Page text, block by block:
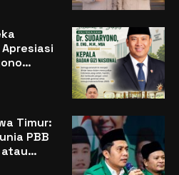
Timur:
PBB